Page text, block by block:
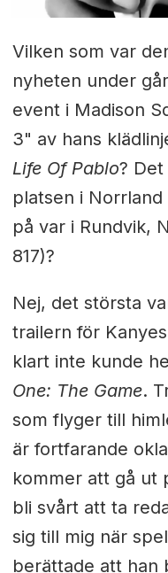
Vilken som var
nyheten under
event i Madison
3" av hans
Life Of Pablo?
platsen i
på var i Rundvik,
817)?
Nej, det största
trailern för
klart inte kunde
One: The Game.
som flyger till
är fortfarande
kommer att gå ut
bli svårt att ta
sig till mig när
berättade att han